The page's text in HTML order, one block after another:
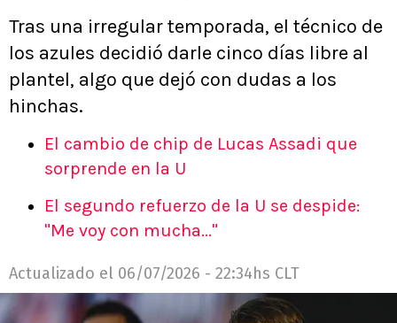
Tras una irregular temporada, el técnico de
los azules decidió darle cinco días libre al
plantel, algo que dejó con dudas a los
hinchas.
El cambio de chip de Lucas Assadi que
sorprende en la U
El segundo refuerzo de la U se despide:
"Me voy con mucha..."
Actualizado el 06/07/2026 - 22:34hs CLT